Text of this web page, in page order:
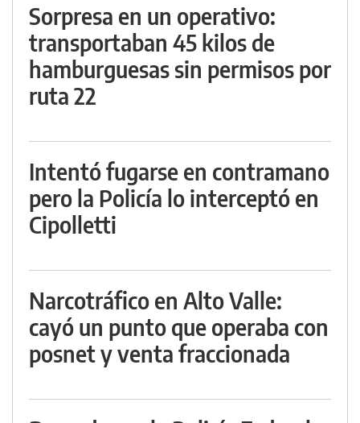
Sorpresa en un operativo:
transportaban 45 kilos de
hamburguesas sin permisos por
ruta 22
Intentó fugarse en contramano
pero la Policía lo interceptó en
Cipolletti
Narcotráfico en Alto Valle:
cayó un punto que operaba con
posnet y venta fraccionada